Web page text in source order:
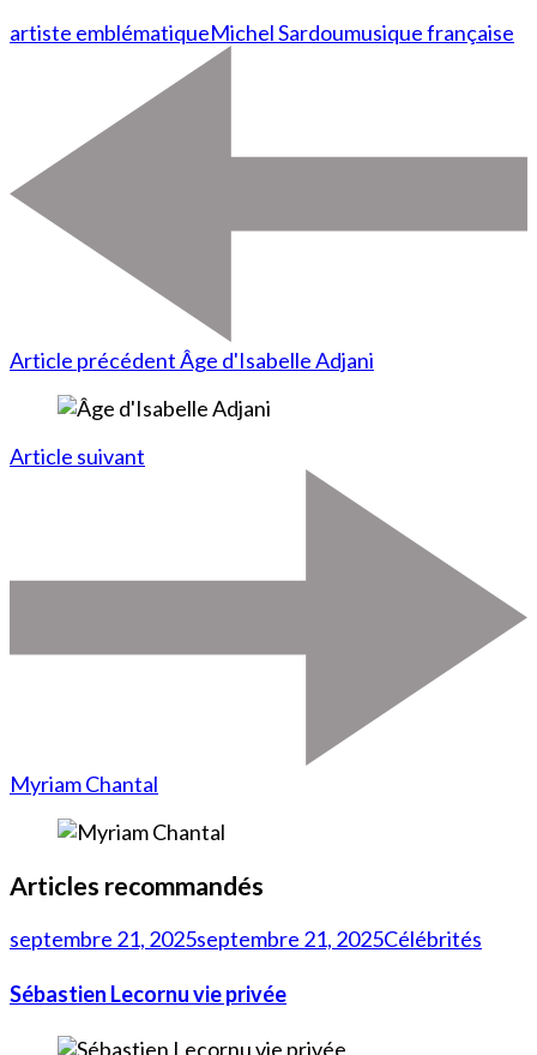
artiste emblématiqueMichel Sardoumusique française
Article précédentÂge d'Isabelle Adjani
Article suivant
Myriam Chantal
Articles recommandés
septembre 21, 2025septembre 21, 2025Célébrités
Sébastien Lecornu vie privée